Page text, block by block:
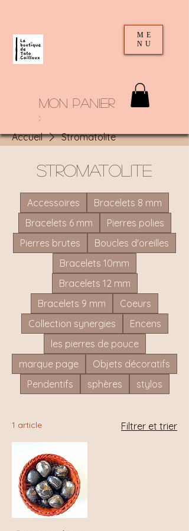
mon panier
:
ME
NU
Accueil Stromatolite
Stromatolite
Accessoires
Bracelets 8 mm
Bracelets 6 mm
Pierres polies
Pierres brutes
Boucles d'oreilles
Bracelets 10mm
Bracelets 12 mm
Bracelets 9 mm
Coeurs
Collection synergies
Encens
les pierres de pouce
marque page
Objets décoratifs
Pendentifs
sphères stylos
1 article Filtrer et trier